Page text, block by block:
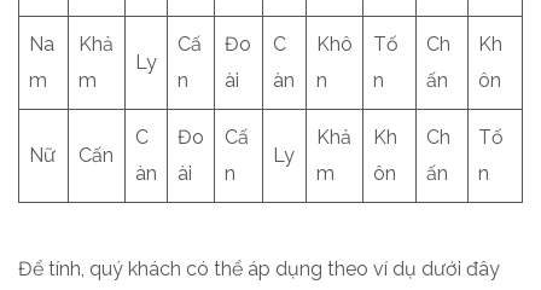
Na
m
Khả
m
Ly
Cấ
n
Đo
ài
C
àn
Khô
n
Tố
n
Ch
ấn
Kh
ôn
Nữ Cấn
C
àn
Đo
ài
Cấ
n
Ly
Khả
m
Kh
ôn
Ch
ấn
Tố
n
Để tính, quý khách có thể áp dụng theo ví dụ dưới đây